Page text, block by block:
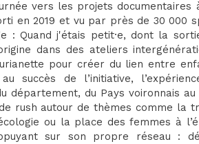
vers les projets documentaires
en 2019 et vu par près de 30 000
: Quand j'étais petit·e, dont la
dans des ateliers
pour créer du lien entre
succès de l’initiative,
département, du Pays voironnais
rush autour de thèmes comme la
ou la place des femmes à
sur son propre réseau :